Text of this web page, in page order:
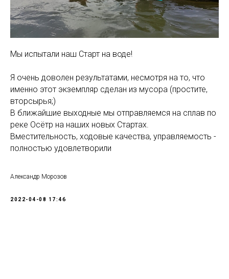
Мы испытали наш Старт на воде!
Я очень доволен результатами, несмотря на то, что
именно этот экземпляр сделан из мусора (простите,
вторсырья;)
В ближайшие выходные мы отправляемся на сплав по
реке Осётр на наших новых Стартах.
Вместительность, ходовые качества, управляемость -
полностью удовлетворили
Александр Морозов
2022-04-08 17:46